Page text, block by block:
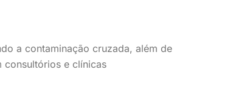
a contaminação cruzada, além de
consultórios e clínicas